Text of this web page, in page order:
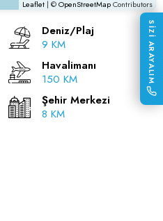
Leaflet | ©OpenStreetMapContributors
Deniz/Plaj
9 KM
Havalimanı
150 KM
Şehir Merkezi
8 KM
SİZİ ARAYALIM